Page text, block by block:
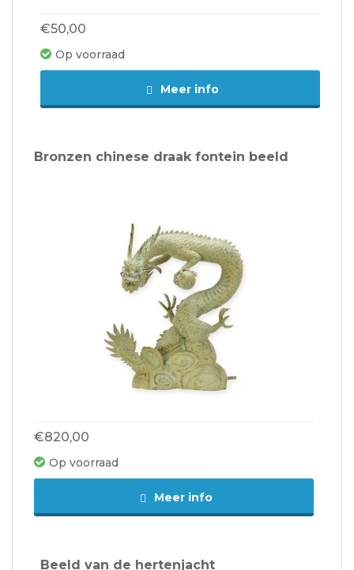
€50,00
Op voorraad
Meer info
Bronzen chinese draak fontein beeld
€820,00
Op voorraad
Meer info
Beeld van de hertenjacht